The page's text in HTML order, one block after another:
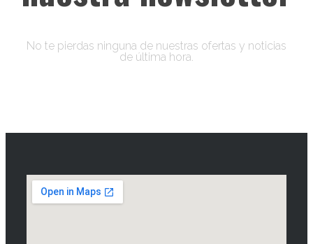
No te pierdas ninguna de nuestras ofertas y noticias
de última hora.